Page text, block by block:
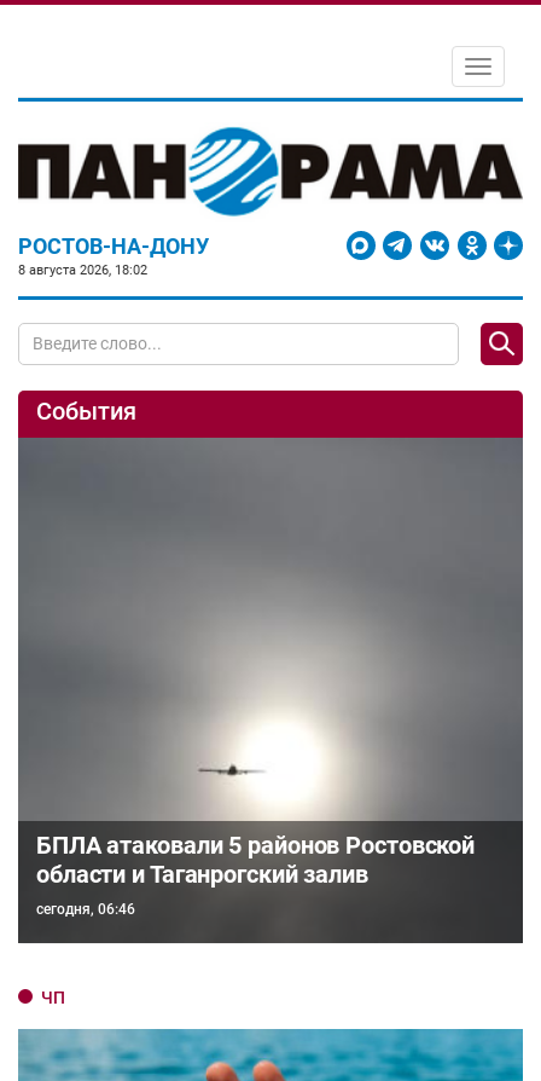
Toggle
РОСТОВ-НА-ДОНУ
8 августа 2026, 18:02
События
БПЛА атаковали 5 районов Ростовской
области и Таганрогский залив
сегодня, 06:46
ЧП